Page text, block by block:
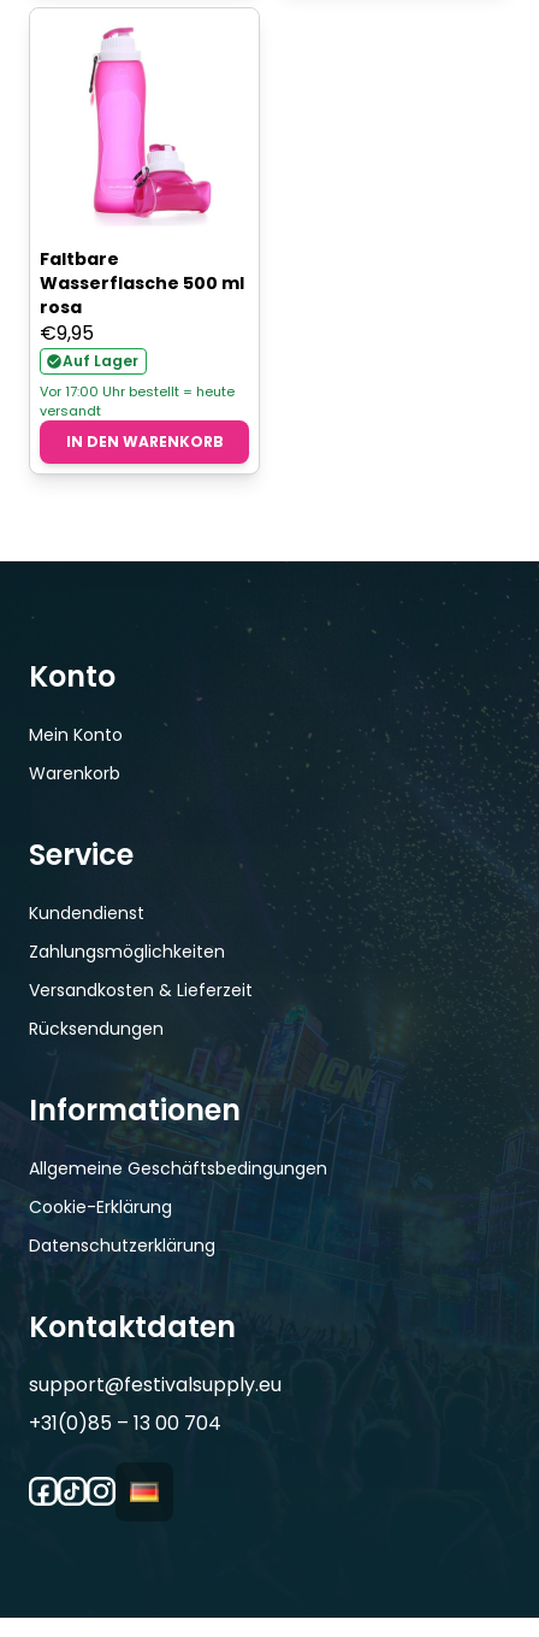
Faltbare
Wasserflasche 500 ml
rosa
€9,95
Auf Lager
Vor 17:00 Uhr bestellt = heute
versandt
IN DEN WARENKORB
Konto
Mein Konto
Warenkorb
Service
Kundendienst
Zahlungsmöglichkeiten
Versandkosten & Lieferzeit
Rücksendungen
Informationen
Allgemeine Geschäftsbedingungen
Cookie-Erklärung
Datenschutzerklärung
Kontaktdaten
support@festivalsupply.eu
+31(0)85 – 13 00 704